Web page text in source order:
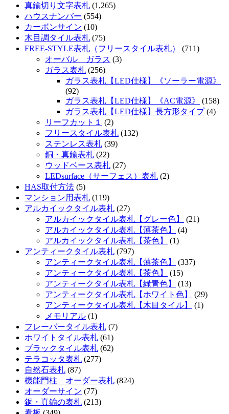
真鍮切り文字表札 (1,265)
ハウスナンバー (554)
カーボンサイン (10)
木目調タイル表札 (75)
FREE-STYLE表札（フリースタイル表札）
(711)
オーバル ガラス (3)
ガラス表札 (256)
ガラス表札【LED仕様】《ソーラー電源》
(92)
ガラス表札【LED仕様】《AC電源》
(158)
ガラス表札【LED仕様】長方形タイプ(4)
リーフカット１
(2)
フリースタイル表札 (132)
ステンレス表札 (39)
銅・真鍮表札 (22)
ウッドベース表札 (27)
LEDsurface（サーフェス）表札 (2)
HAS取付方法 (5)
マンション用表札 (119)
アルカイックタイル表札 (27)
アルカイックタイル表札【グレー色】
(21)
アルカイックタイル表札【薄茶色】
(4)
アルカイックタイル表札【茶色】
(1)
アンティークタイル表札 (797)
アンティークタイル表札【薄茶色】
(337)
アンティークタイル表札【茶色】
(15)
アンティークタイル表札【緑青色】
(13)
アンティークタイル表札【ホワイト色】
(29)
アンティークタイル表札【木目タイル】
(1)
メモリアル (1)
フレーバータイル表札 (7)
ホワイトタイル表札 (61)
ブラックタイル表札 (62)
テラコッタ表札 (277)
自然石表札 (87)
機能門柱 オーダー表札 (824)
オーダーサイン (77)
銅・真鍮の表札 (213)